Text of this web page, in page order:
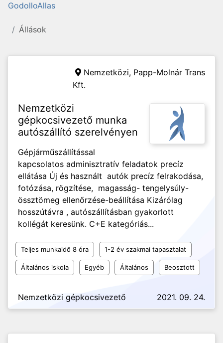
GodolloAllas
Állások
Nemzetközi, Papp-Molnár Trans
Kft.
Nemzetközi
gépkocsivezető munka
autószállító szerelvényen
Gépjárműszállítással
kapcsolatos adminisztratív feladatok precíz
ellátása Új és használt autók precíz felrakodása,
fotózása, rögzítése, magasság- tengelysúly-
össztömeg ellenőrzése-beállítása Kizárólag
hosszútávra , autószállításban gyakorlott
kollégát keresünk. C+E kategóriás...
Teljes munkaidő 8 óra 1-2 év szakmai tapasztalat
Általános iskola Egyéb Általános Beosztott
Nemzetközi gépkocsivezető 2021. 09. 24.